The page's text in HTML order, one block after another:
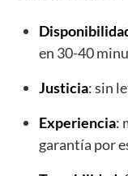
en 30-40
Justicia: sin
Experiencia:
garantía por